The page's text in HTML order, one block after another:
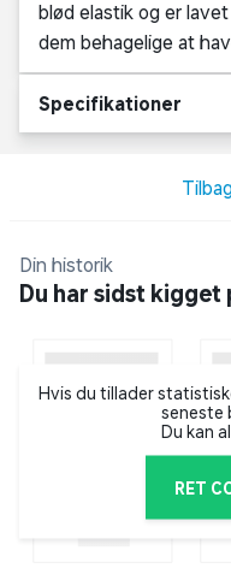
blød elastik og er
dem behagelige at
Specifikationer
Din historik
Du har sidst kigget
Hvis du tillader
seneste
Du kan
RET